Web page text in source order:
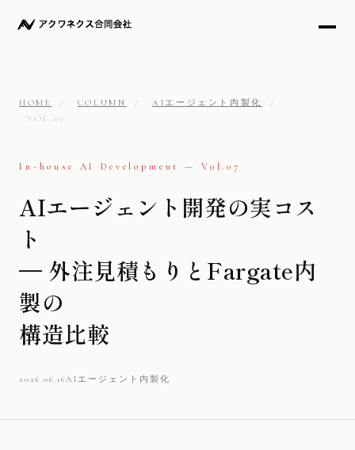
HOME / COLUMN / AIエージェント内製化
/
VOL.07
In-house AI Development — Vol.07
AIエージェント開発の実コス
ト
— 外注見積もりとFargate内
製の
構造比較
2026.06.16AIエージェント内製化